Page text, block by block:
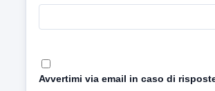
Avvertimi via email in caso di